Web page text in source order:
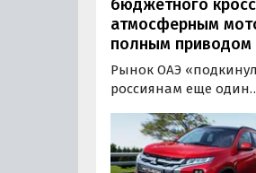
бюджетного
атмосферным
полным приводом
Рынок ОАЭ
россиянам еще один
продавался в России
официально. Речь о
ASX: у дилеров в